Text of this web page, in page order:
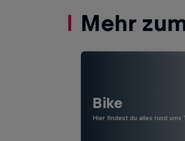
Mehr
Bike
Hier findest du alles rund ums